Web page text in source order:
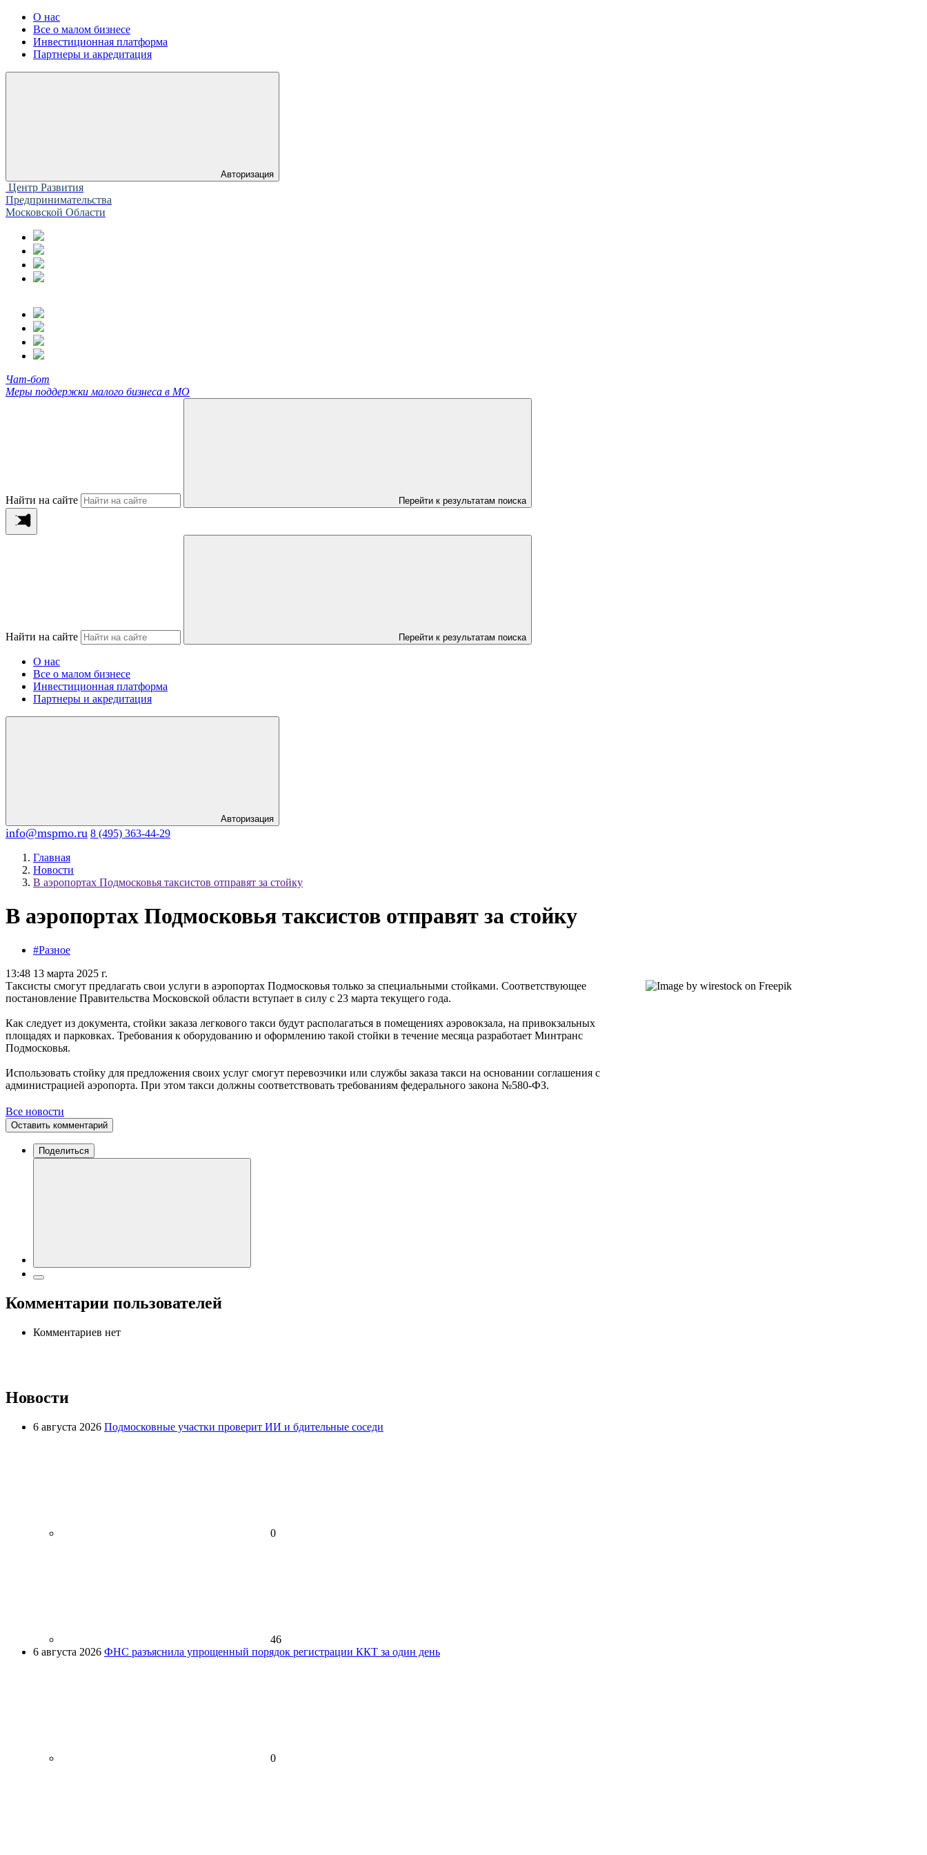
О нас
Все о малом бизнесе
Инвестиционная платформа
Партнеры и акредитация
Авторизация
Центр Развития
Предпринимательства
Московской Области
Чат-бот
Меры поддержки малого бизнеса в МО
Найти на сайте Перейти к результатам поиска
Найти на сайте Перейти к результатам поиска
О нас
Все о малом бизнесе
Инвестиционная платформа
Партнеры и акредитация
Авторизация
info@mspmo.ru 8 (495) 363-44-29
Главная
Новости
В аэропортах Подмосковья таксистов отправят за стойку
В аэропортах Подмосковья таксистов отправят за стойку
#Разное
13:48 13 марта 2025 г.
Таксисты смогут предлагать свои услуги в аэропортах Подмосковья только за специальными стойками. Соответствующее
постановление Правительства Московской области вступает в силу с 23 марта текущего года.
Как следует из документа, стойки заказа легкового такси будут располагаться в помещениях аэровокзала, на привокзальных
площадях и парковках. Требования к оборудованию и оформлению такой стойки в течение месяца разработает Минтранс
Подмосковья.
Использовать стойку для предложения своих услуг смогут перевозчики или службы заказа такси на основании соглашения с
администрацией аэропорта. При этом такси должны соответствовать требованиям федерального закона №580-ФЗ.
Все новости
Оставить комментарий
Поделиться
Комментарии пользователей
Комментариев нет
Новости
6 августа 2026 Подмосковные участки проверит ИИ и бдительные соседи
0
46
6 августа 2026 ФНС разъяснила упрощенный порядок регистрации ККТ за один день
0